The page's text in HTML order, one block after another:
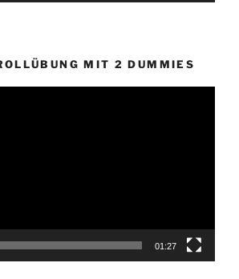
MIT 2 DUMMIES
01:27